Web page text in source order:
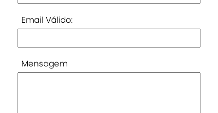
Email Válido:
Mensagem